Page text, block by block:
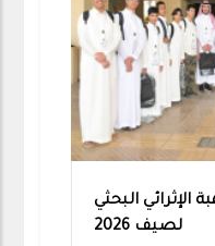
الإثرائي البحثي
لصيف 2026